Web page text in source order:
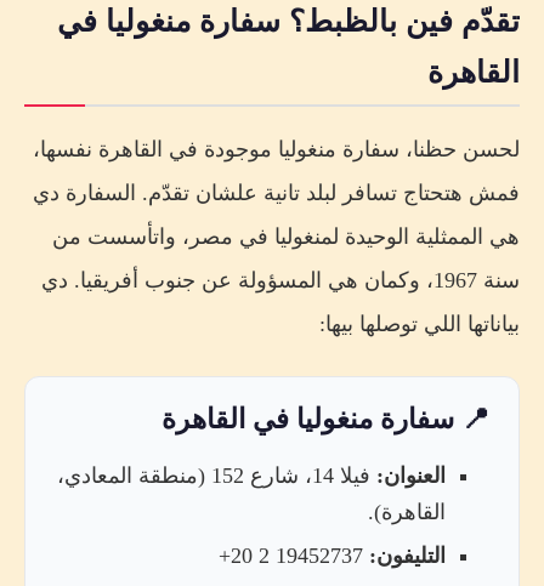
تقدّم فين بالظبط؟ سفارة منغوليا في
القاهرة
لحسن حظنا، سفارة منغوليا موجودة في القاهرة نفسها،
فمش هتحتاج تسافر لبلد تانية علشان تقدّم. السفارة دي
هي الممثلية الوحيدة لمنغوليا في مصر، واتأسست من
سنة 1967، وكمان هي المسؤولة عن جنوب أفريقيا. دي
بياناتها اللي توصلها بيها:
📍 سفارة منغوليا في القاهرة
العنوان:
فيلا 14، شارع 152 (منطقة المعادي،
القاهرة).
التليفون: